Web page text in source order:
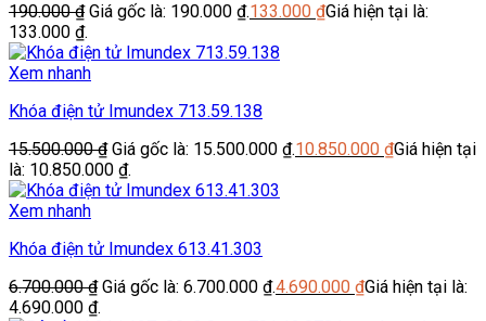
190.000₫ Giá gốc là: 190.000 ₫.133.000 ₫Giá hiện tại là:
133.000 ₫.
Xem nhanh
Khóa điện tử Imundex 713.59.138
15.500.000₫ Giá gốc là: 15.500.000 ₫.10.850.000 ₫Giá hiện tại
là: 10.850.000 ₫.
Xem nhanh
Khóa điện tử Imundex 613.41.303
6.700.000₫ Giá gốc là: 6.700.000 ₫.4.690.000 ₫Giá hiện tại là:
4.690.000 ₫.